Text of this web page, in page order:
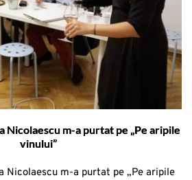
Nicolaescu m-a purtat pe „Pe aripile
vinului”
Nicolaescu m-a purtat pe „Pe aripile